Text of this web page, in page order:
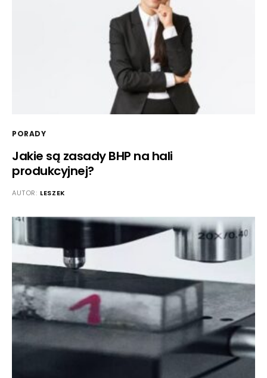
PORADY
Jakie są zasady BHP na hali
produkcyjnej?
AUTOR: LESZEK